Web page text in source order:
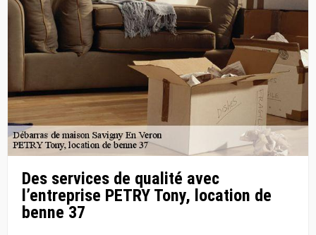
Des services de qualité avec
l’entreprise PETRY Tony, location de
benne 37